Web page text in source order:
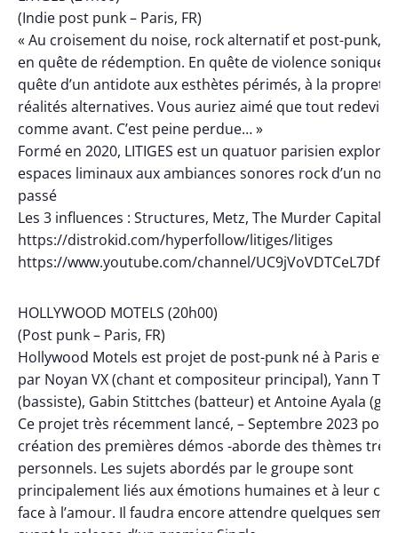
(Indie post punk – Paris, FR)
« Au croisement du noise, rock alternatif et post-punk, 4
en quête de rédemption. En quête de violence sonique.
quête d’un antidote aux esthètes périmés, à la
réalités alternatives. Vous auriez aimé que tout
comme avant. C’est peine perdue… »
Formé en 2020, LITIGES est un quatuor parisien
espaces liminaux aux ambiances sonores rock d’un
passé
Les 3 influences : Structures, Metz, The Murder Capital
https://distrokid.com/hyperfollow/litiges/litiges
https://www.youtube.com/channel/
HOLLYWOOD MOTELS (20h00)
(Post punk – Paris, FR)
Hollywood Motels est projet de post-punk né à Paris et
par Noyan VX (chant et compositeur principal), Yann
(bassiste), Gabin Stittches (batteur) et Antoine Ayala
Ce projet très récemment lancé, – Septembre 2023 pour
création des premières démos -aborde des thèmes très
personnels. Les sujets abordés par le groupe sont
principalement liés aux émotions humaines et à leur
face à l’amour. Il faudra encore attendre quelques